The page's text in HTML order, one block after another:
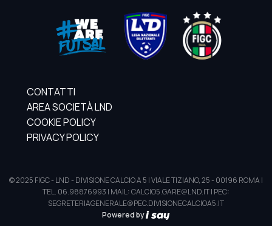
CONTATTI
AREA SOCIETÀ LND
COOKIE POLICY
PRIVACY POLICY
© 2025 FIGC - LND - DIVISIONE CALCIO A 5 | VIALE TIZIANO, 25 - 00196 ROMA |
TEL. 06.98876993 | MAIL: CALCIO5.GARE@LND.IT | PEC:
SEGRETERIAGENERALE@PEC.DIVISIONECALCIOA5.IT
Powered by